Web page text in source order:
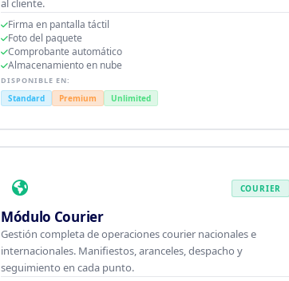
al cliente.
Firma en pantalla táctil
Foto del paquete
Comprobante automático
Almacenamiento en nube
DISPONIBLE EN:
Standard Premium Unlimited
COURIER
Módulo Courier
Gestión completa de operaciones courier nacionales e
internacionales. Manifiestos, aranceles, despacho y
seguimiento en cada punto.